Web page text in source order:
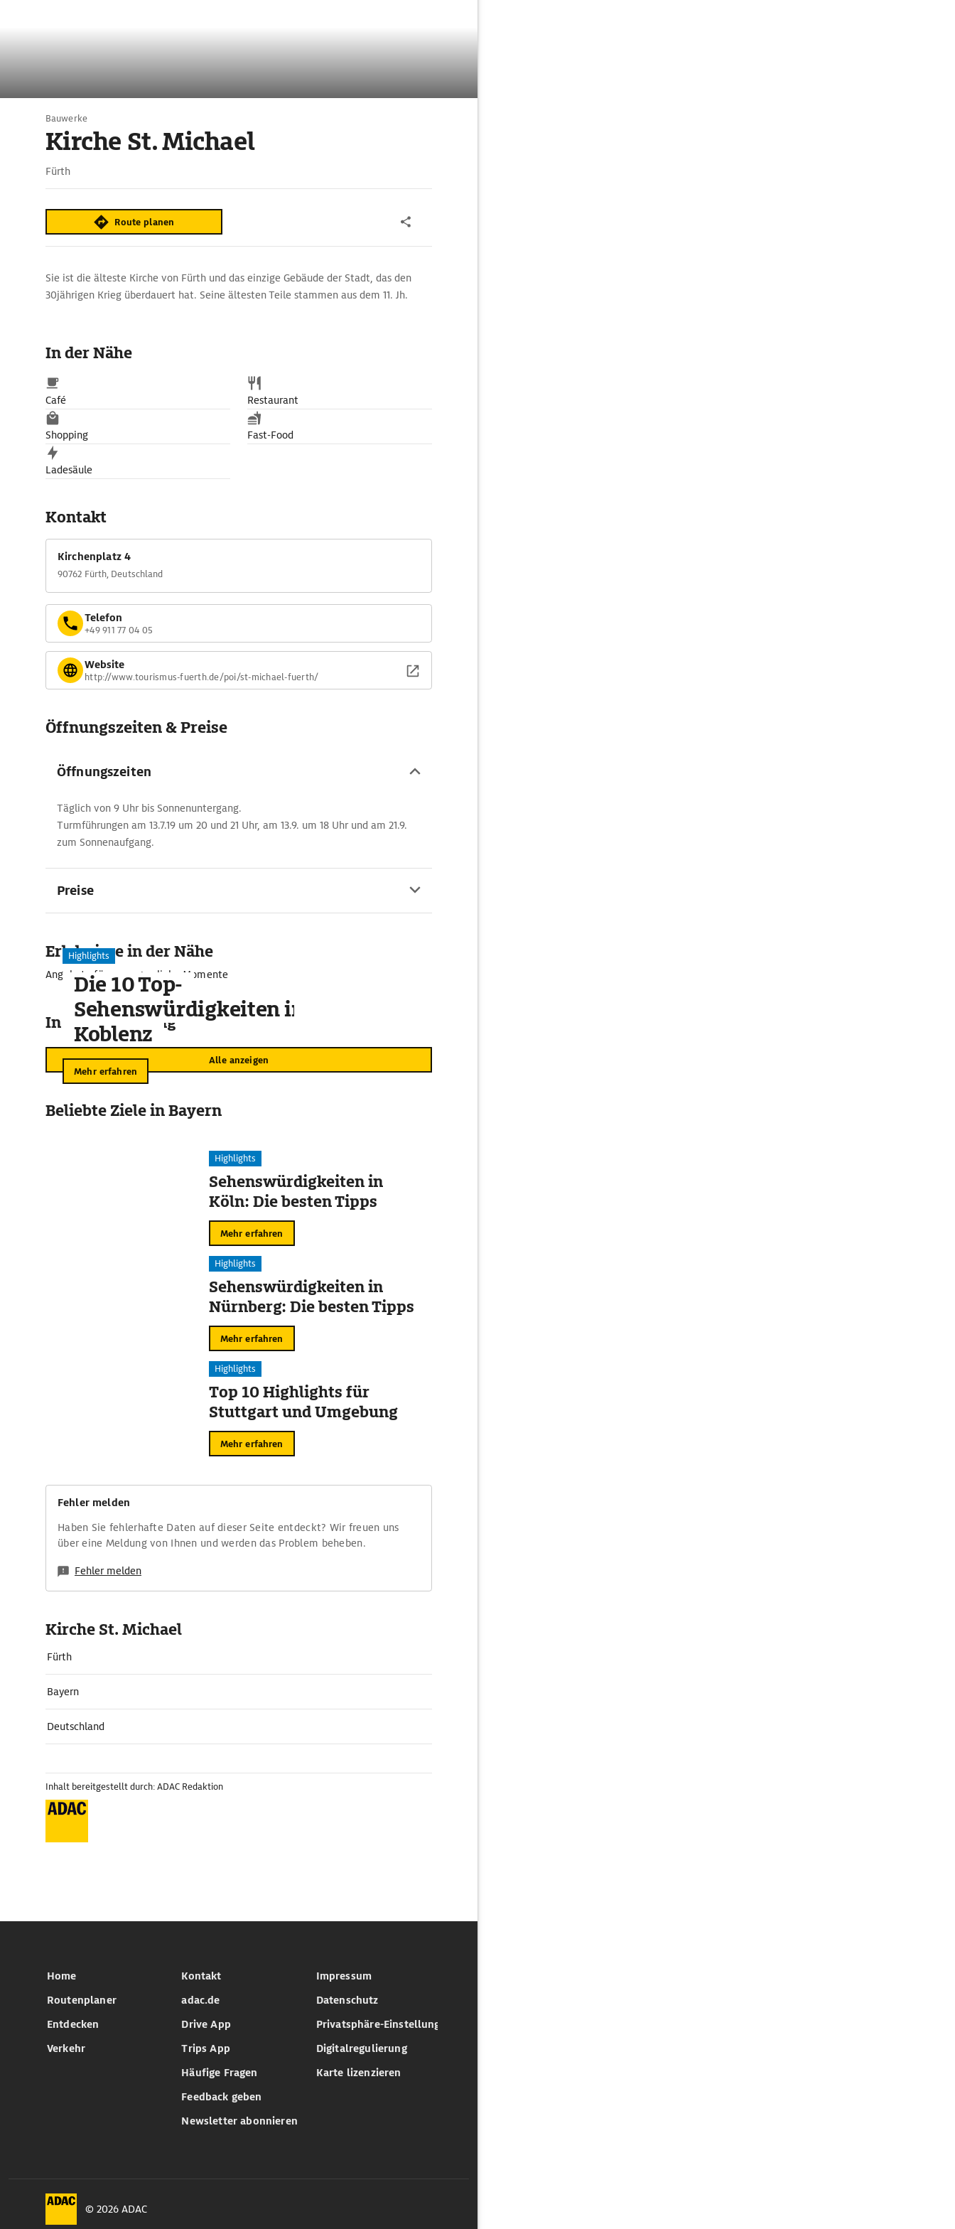
Bauwerke
Kirche St. Michael
Fürth
Route planen
Sie ist die älteste Kirche von Fürth und das einzige Gebäude der Stadt, das den
30jährigen Krieg überdauert hat. Seine ältesten Teile stammen aus dem 11. Jh.
In der Nähe
Café Restaurant
Shopping Fast-Food
Ladesäule
Kontakt
Kirchenplatz 4
90762 Fürth, Deutschland
Telefon
+49 911 77 04 05
Website
http://www.tourismus-fuerth.de/poi/st-michael-fuerth/
Öffnungszeiten & Preise
Öffnungszeiten
Täglich von 9 Uhr bis Sonnenuntergang.
Turmführungen am 13.7.19 um 20 und 21 Uhr, am 13.9. um 18 Uhr und am 21.9.
zum Sonnenaufgang.
Preise
Erlebnisse in der Nähe
Angebote für unvergessliche Momente
In der Umgebung
Alle anzeigen
Highlights
Die 10 Top-
Sehenswürdigkeiten in
Koblenz
Mehr erfahren
Beliebte Ziele in Bayern
Highlights
Sehenswürdigkeiten in
Köln: Die besten Tipps
Mehr erfahren
Highlights
Sehenswürdigkeiten in
Nürnberg: Die besten Tipps
Mehr erfahren
Highlights
Top 10 Highlights für
Stuttgart und Umgebung
Mehr erfahren
Fehler melden
Haben Sie fehlerhafte Daten auf dieser Seite entdeckt? Wir freuen uns
über eine Meldung von Ihnen und werden das Problem beheben.
Fehler melden
Kirche St. Michael
Fürth
Bayern
Deutschland
Inhalt bereitgestellt durch: ADAC Redaktion
Home
Routenplaner
Entdecken
Verkehr
Kontakt
adac.de
Drive App
Trips App
Häufige Fragen
Feedback geben
Newsletter abonnieren
Impressum
Datenschutz
Privatsphäre-Einstellungen
Digitalregulierung
Karte lizenzieren
© 2026 ADAC